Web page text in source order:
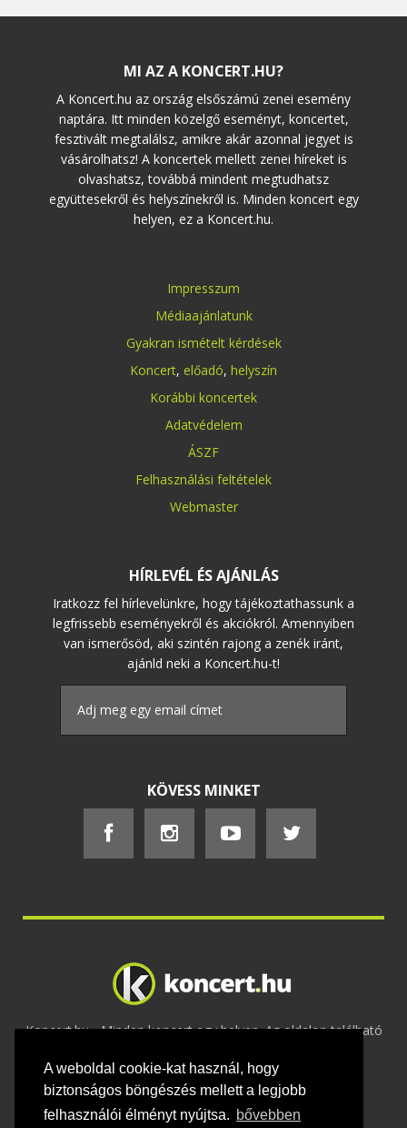
A weboldal cookie-kat használ, hogy
biztonságos böngészés mellett a legjobb
felhasználói élményt nyújtsa. bővebben
MI AZ A KONCERT.HU?
A Koncert.hu az ország elsőszámú zenei esemény
naptára. Itt minden közelgő eseményt, koncertet,
fesztivált megtalálsz, amikre akár azonnal jegyet is
vásárolhatsz! A koncertek mellett zenei híreket is
olvashatsz, továbbá mindent megtudhatsz
együttesekről és helyszínekről is. Minden koncert egy
helyen, ez a Koncert.hu.
Impresszum
Médiaajánlatunk
Gyakran ismételt kérdések
Koncert, előadó, helyszín
Korábbi koncertek
Adatvédelem
ÁSZF
Felhasználási feltételek
Webmaster
HÍRLEVÉL ÉS AJÁNLÁS
Iratkozz fel hírlevelünkre, hogy tájékoztathassunk a
legfrissebb eseményekről és akciókról. Amennyiben
van ismerősöd, aki szintén rajong a zenék iránt,
ajánld neki a Koncert.hu-t!
KÖVESS MINKET
Koncert.hu - Minden koncert egy helyen. Az oldalon található
2020 Adatvédelem-ÁSZF-Felhasználási
feltételek-Webmaster- Kapcsolat és üzenet küldés